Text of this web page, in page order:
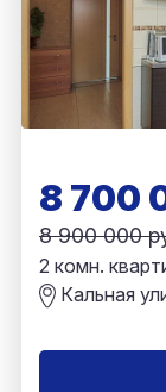
8 700
8 900 000
2 комн.
Кальная